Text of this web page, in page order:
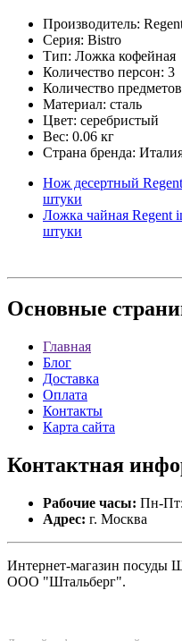
Производитель:
Серия: Bistro
Тип: Ложка кофейная
Количество персон: 3
Количество
Материал: сталь
Цвет: серебристый
Вес: 0.06 кг
Страна бренда:
Нож десертный
штуки
Ложка чайная Regent
штуки
Основные
Главная
Блог
Доставка
Оплата
Контакты
Карта сайта
Контактная
Рабочие часы: Пн-Пт:
Адрес: г. Москва
Интернет-магазин посуды
ООО "Штальберг".